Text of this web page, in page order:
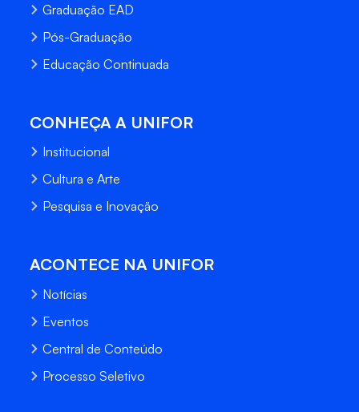
Graduação EAD
Pós-Graduação
Educação Continuada
CONHEÇA A UNIFOR
Institucional
Cultura e Arte
Pesquisa e Inovação
ACONTECE NA UNIFOR
Notícias
Eventos
Central de Conteúdo
Processo Seletivo